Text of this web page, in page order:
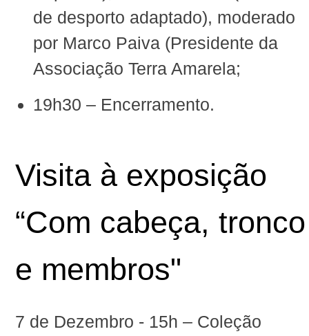
de desporto adaptado‬), moderado
por Marco Paiva (Presidente da
Associação Terra Amarela‬;
‪19h30 – Encerramento‬.
Visita à exposição
“Com cabeça, tronco
e membros"
7 de Dezembro‬ - 15h – Coleção